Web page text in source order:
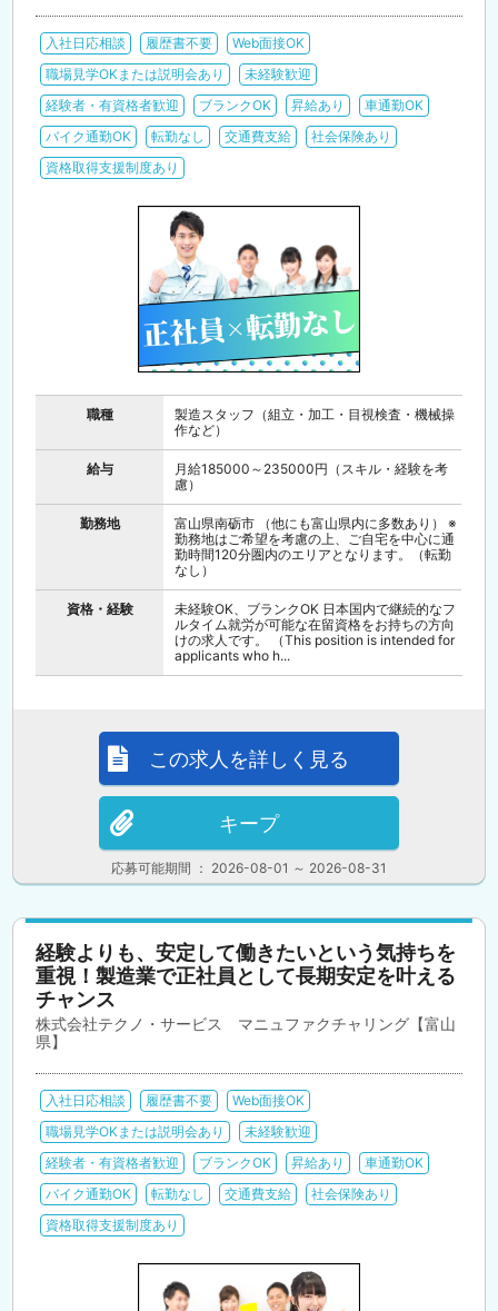
入社日応相談 履歴書不要
Web面接OK
職場見学OKまたは説明会あり
未経験歓迎
経験者・有資格者歓迎
ブランクOK 昇給あり
車通勤OK
バイク通勤OK
転勤なし 交通費支給
社会保険あり
資格取得支援制度あり
職種
製造スタッフ（組立・加工・目視検査・機械操
作など）
給与
月給185000～235000円（スキル・経験を考
慮）
勤務地
富山県南砺市 （他にも富山県内に多数あり） ※
勤務地はご希望を考慮の上、ご自宅を中心に通
勤時間120分圏内のエリアとなります。（転勤
なし）
資格・経験
未経験OK、ブランクOK 日本国内で継続的なフ
ルタイム就労が可能な在留資格をお持ちの方向
けの求人です。 （This position is intended for
applicants who h...
応募可能期間 ： 2026-08-01 ～ 2026-08-31
この求人を詳しく見る
キープ
経験よりも、安定して働きたいという気持ちを
重視！製造業で正社員として長期安定を叶える
チャンス
株式会社テクノ・サービス マニュファクチャリング【富山
県】
入社日応相談 履歴書不要
Web面接OK
職場見学OKまたは説明会あり
未経験歓迎
経験者・有資格者歓迎
ブランクOK 昇給あり
車通勤OK
バイク通勤OK
転勤なし 交通費支給
社会保険あり
資格取得支援制度あり